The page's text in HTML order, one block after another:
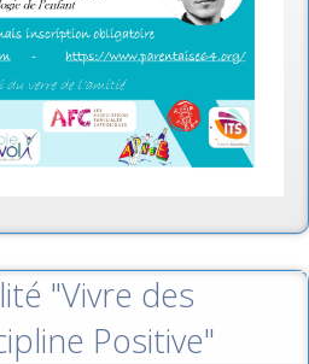
"Vivre des
Positive"